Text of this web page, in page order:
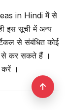
in Hindi में से
इस सूची में अन्य
से संबंधित कोई
से कर सकते हैं ।
।